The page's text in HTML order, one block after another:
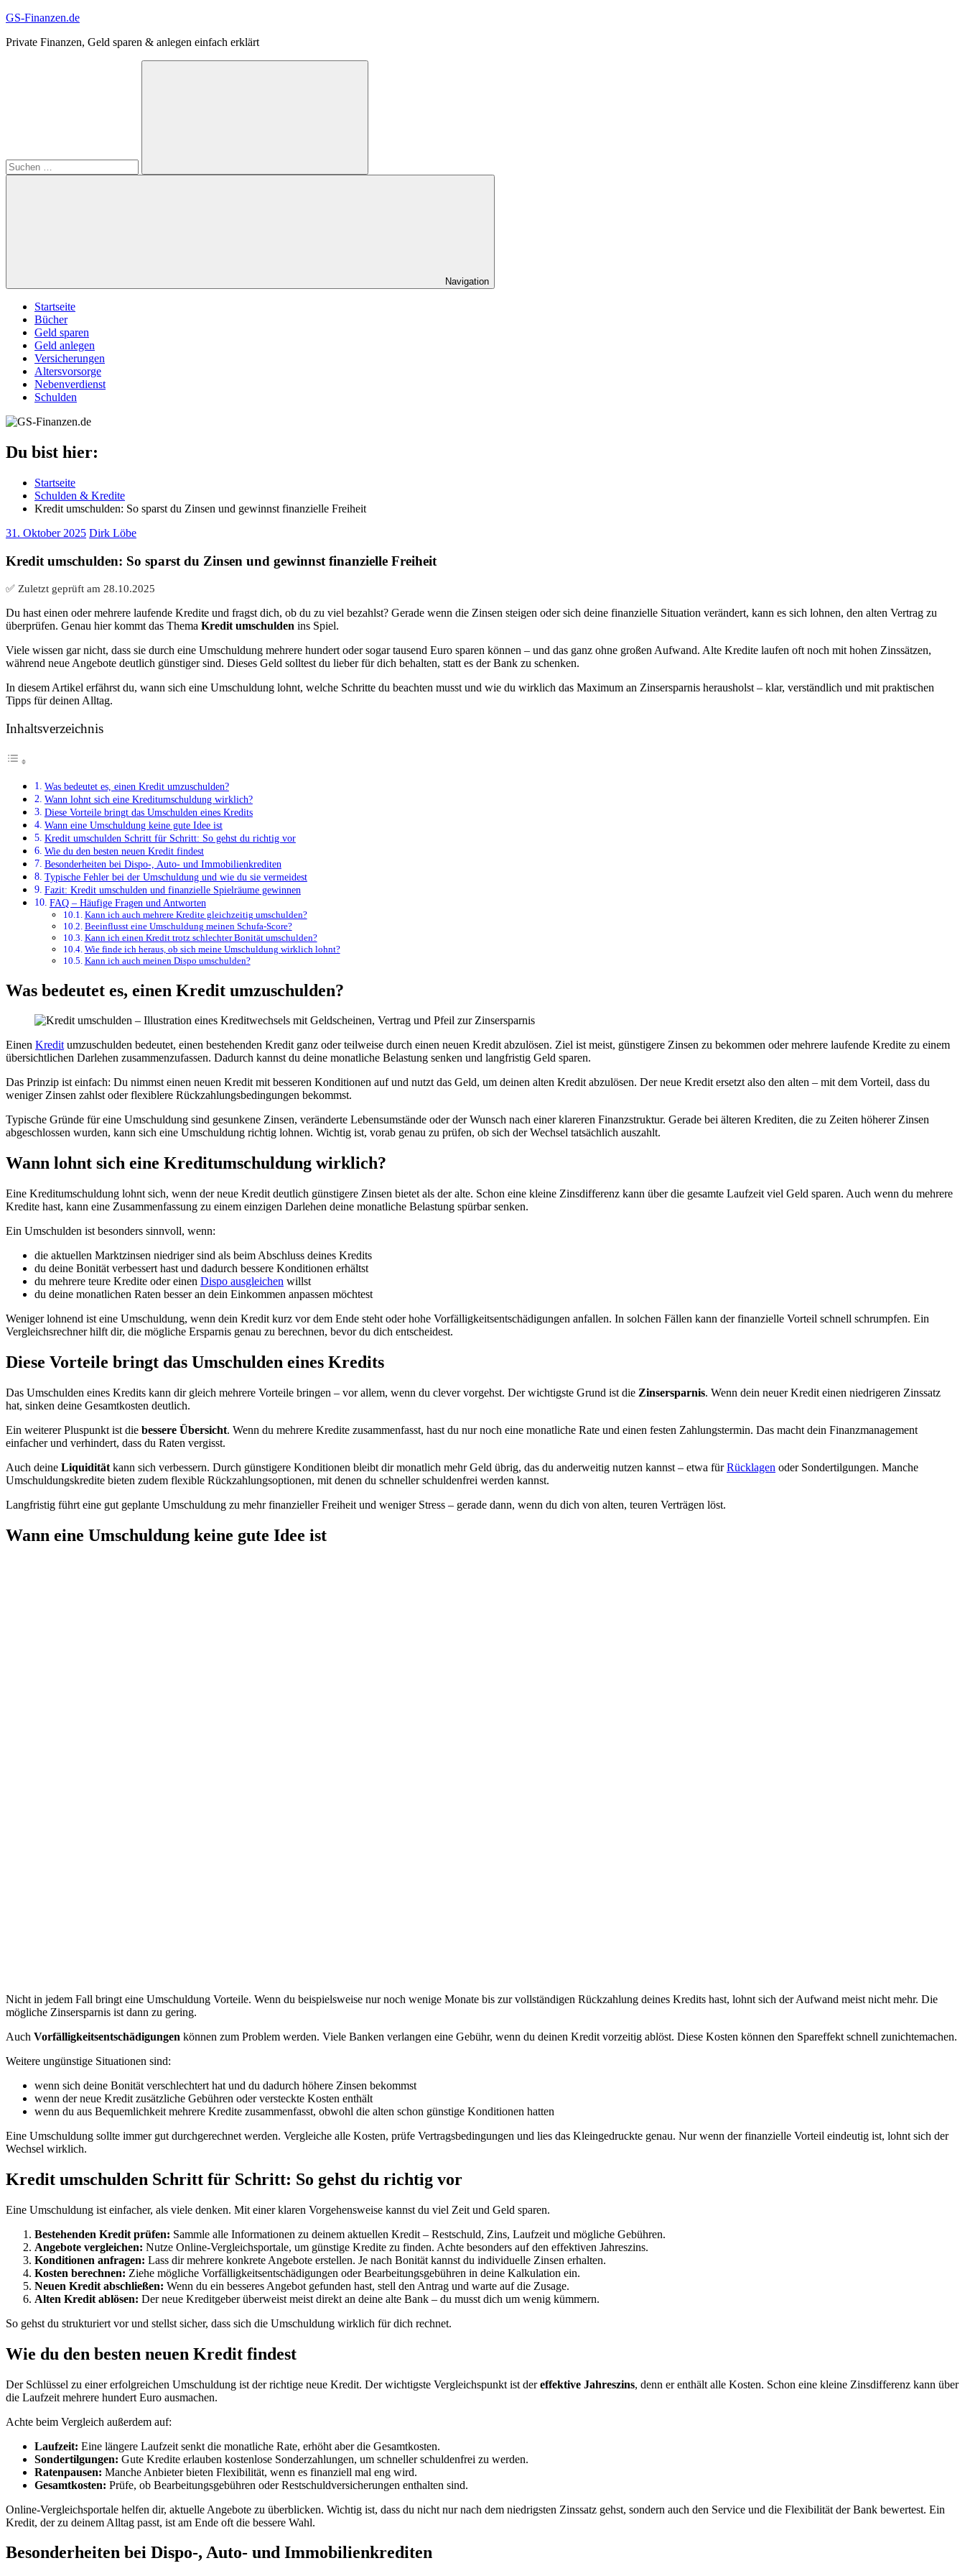
Zum
springen
GS-Finanzen.de
Private Finanzen, Geld sparen & anlegen einfach erklärt
Suchen
Navigation
Startseite
Bücher
Geld sparen
Geld anlegen
Versicherungen
Altersvorsorge
Nebenverdienst
Schulden
Du bist hier:
Startseite
Schulden & Kredite
Kredit umschulden: So sparst du Zinsen und gewinnst finanzielle Freiheit
31. Oktober 2025 Dirk Löbe
Kredit umschulden: So sparst du Zinsen und gewinnst finanzielle Freiheit
✅ Zuletzt geprüft am 28.10.2025
Du hast einen oder mehrere laufende Kredite und fragst dich, ob du zu viel bezahlst? Gerade wenn die Zinsen steigen oder sich deine finanzielle Situation verändert, kann es sich lohnen, den alten Vertrag zu
überprüfen. Genau hier kommt das Thema Kredit umschulden ins Spiel.
Viele wissen gar nicht, dass sie durch eine Umschuldung mehrere hundert oder sogar tausend Euro sparen können – und das ganz ohne großen Aufwand. Alte Kredite laufen oft noch mit hohen Zinssätzen,
während neue Angebote deutlich günstiger sind. Dieses Geld solltest du lieber für dich behalten, statt es der Bank zu schenken.
In diesem Artikel erfährst du, wann sich eine Umschuldung lohnt, welche Schritte du beachten musst und wie du wirklich das Maximum an Zinsersparnis herausholst – klar, verständlich und mit praktischen
Tipps für deinen Alltag.
Inhaltsverzeichnis
Was bedeutet es, einen Kredit umzuschulden?
Wann lohnt sich eine Kreditumschuldung wirklich?
Diese Vorteile bringt das Umschulden eines Kredits
Wann eine Umschuldung keine gute Idee ist
Kredit umschulden Schritt für Schritt: So gehst du richtig vor
Wie du den besten neuen Kredit findest
Besonderheiten bei Dispo-, Auto- und Immobilienkrediten
Typische Fehler bei der Umschuldung und wie du sie vermeidest
Fazit: Kredit umschulden und finanzielle Spielräume gewinnen
FAQ – Häufige Fragen und Antworten
Kann ich auch mehrere Kredite gleichzeitig umschulden?
Beeinflusst eine Umschuldung meinen Schufa-Score?
Kann ich einen Kredit trotz schlechter Bonität umschulden?
Wie finde ich heraus, ob sich meine Umschuldung wirklich lohnt?
Kann ich auch meinen Dispo umschulden?
Was bedeutet es, einen Kredit umzuschulden?
Einen Kreditumzuschulden bedeutet, einen bestehenden Kredit ganz oder teilweise durch einen neuen Kredit abzulösen. Ziel ist meist, günstigere Zinsen zu bekommen oder mehrere laufende Kredite zu einem
übersichtlichen Darlehen zusammenzufassen. Dadurch kannst du deine monatliche Belastung senken und langfristig Geld sparen.
Das Prinzip ist einfach: Du nimmst einen neuen Kredit mit besseren Konditionen auf und nutzt das Geld, um deinen alten Kredit abzulösen. Der neue Kredit ersetzt also den alten – mit dem Vorteil, dass du
weniger Zinsen zahlst oder flexiblere Rückzahlungsbedingungen bekommst.
Typische Gründe für eine Umschuldung sind gesunkene Zinsen, veränderte Lebensumstände oder der Wunsch nach einer klareren Finanzstruktur. Gerade bei älteren Krediten, die zu Zeiten höherer Zinsen
abgeschlossen wurden, kann sich eine Umschuldung richtig lohnen. Wichtig ist, vorab genau zu prüfen, ob sich der Wechsel tatsächlich auszahlt.
Wann lohnt sich eine Kreditumschuldung wirklich?
Eine Kreditumschuldung lohnt sich, wenn der neue Kredit deutlich günstigere Zinsen bietet als der alte. Schon eine kleine Zinsdifferenz kann über die gesamte Laufzeit viel Geld sparen. Auch wenn du mehrere
Kredite hast, kann eine Zusammenfassung zu einem einzigen Darlehen deine monatliche Belastung spürbar senken.
Ein Umschulden ist besonders sinnvoll, wenn:
die aktuellen Marktzinsen niedriger sind als beim Abschluss deines Kredits
du deine Bonität verbessert hast und dadurch bessere Konditionen erhältst
du mehrere teure Kredite oder einen Dispo ausgleichen willst
du deine monatlichen Raten besser an dein Einkommen anpassen möchtest
Weniger lohnend ist eine Umschuldung, wenn dein Kredit kurz vor dem Ende steht oder hohe Vorfälligkeitsentschädigungen anfallen. In solchen Fällen kann der finanzielle Vorteil schnell schrumpfen. Ein
Vergleichsrechner hilft dir, die mögliche Ersparnis genau zu berechnen, bevor du dich entscheidest.
Diese Vorteile bringt das Umschulden eines Kredits
Das Umschulden eines Kredits kann dir gleich mehrere Vorteile bringen – vor allem, wenn du clever vorgehst. Der wichtigste Grund ist die Zinsersparnis. Wenn dein neuer Kredit einen niedrigeren Zinssatz
hat, sinken deine Gesamtkosten deutlich.
Ein weiterer Pluspunkt ist die bessere Übersicht. Wenn du mehrere Kredite zusammenfasst, hast du nur noch eine monatliche Rate und einen festen Zahlungstermin. Das macht dein Finanzmanagement
einfacher und verhindert, dass du Raten vergisst.
Auch deine Liquidität kann sich verbessern. Durch günstigere Konditionen bleibt dir monatlich mehr Geld übrig, das du anderweitig nutzen kannst – etwa fürRücklagen oder Sondertilgungen. Manche
Umschuldungskredite bieten zudem flexible Rückzahlungsoptionen, mit denen du schneller schuldenfrei werden kannst.
Langfristig führt eine gut geplante Umschuldung zu mehr finanzieller Freiheit und weniger Stress – gerade dann, wenn du dich von alten, teuren Verträgen löst.
Wann eine Umschuldung keine gute Idee ist
Nicht in jedem Fall bringt eine Umschuldung Vorteile. Wenn du beispielsweise nur noch wenige Monate bis zur vollständigen Rückzahlung deines Kredits hast, lohnt sich der Aufwand meist nicht mehr. Die
mögliche Zinsersparnis ist dann zu gering.
Auch Vorfälligkeitsentschädigungen können zum Problem werden. Viele Banken verlangen eine Gebühr, wenn du deinen Kredit vorzeitig ablöst. Diese Kosten können den Spareffekt schnell zunichtemachen.
Weitere ungünstige Situationen sind:
wenn sich deine Bonität verschlechtert hat und du dadurch höhere Zinsen bekommst
wenn der neue Kredit zusätzliche Gebühren oder versteckte Kosten enthält
wenn du aus Bequemlichkeit mehrere Kredite zusammenfasst, obwohl die alten schon günstige Konditionen hatten
Eine Umschuldung sollte immer gut durchgerechnet werden. Vergleiche alle Kosten, prüfe Vertragsbedingungen und lies das Kleingedruckte genau. Nur wenn der finanzielle Vorteil eindeutig ist, lohnt sich der
Wechsel wirklich.
Kredit umschulden Schritt für Schritt: So gehst du richtig vor
Eine Umschuldung ist einfacher, als viele denken. Mit einer klaren Vorgehensweise kannst du viel Zeit und Geld sparen.
Bestehenden Kredit prüfen: Sammle alle Informationen zu deinem aktuellen Kredit – Restschuld, Zins, Laufzeit und mögliche Gebühren.
Angebote vergleichen: Nutze Online-Vergleichsportale, um günstige Kredite zu finden. Achte besonders auf den effektiven Jahreszins.
Konditionen anfragen: Lass dir mehrere konkrete Angebote erstellen. Je nach Bonität kannst du individuelle Zinsen erhalten.
Kosten berechnen: Ziehe mögliche Vorfälligkeitsentschädigungen oder Bearbeitungsgebühren in deine Kalkulation ein.
Neuen Kredit abschließen: Wenn du ein besseres Angebot gefunden hast, stell den Antrag und warte auf die Zusage.
Alten Kredit ablösen: Der neue Kreditgeber überweist meist direkt an deine alte Bank – du musst dich um wenig kümmern.
So gehst du strukturiert vor und stellst sicher, dass sich die Umschuldung wirklich für dich rechnet.
Wie du den besten neuen Kredit findest
Der Schlüssel zu einer erfolgreichen Umschuldung ist der richtige neue Kredit. Der wichtigste Vergleichspunkt ist dereffektive Jahreszins, denn er enthält alle Kosten. Schon eine kleine Zinsdifferenz kann über
die Laufzeit mehrere hundert Euro ausmachen.
Achte beim Vergleich außerdem auf:
Laufzeit: Eine längere Laufzeit senkt die monatliche Rate, erhöht aber die Gesamtkosten.
Sondertilgungen: Gute Kredite erlauben kostenlose Sonderzahlungen, um schneller schuldenfrei zu werden.
Ratenpausen: Manche Anbieter bieten Flexibilität, wenn es finanziell mal eng wird.
Gesamtkosten: Prüfe, ob Bearbeitungsgebühren oder Restschuldversicherungen enthalten sind.
Online-Vergleichsportale helfen dir, aktuelle Angebote zu überblicken. Wichtig ist, dass du nicht nur nach dem niedrigsten Zinssatz gehst, sondern auch den Service und die Flexibilität der Bank bewertest. Ein
Kredit, der zu deinem Alltag passt, ist am Ende oft die bessere Wahl.
Besonderheiten bei Dispo-, Auto- und Immobilienkrediten